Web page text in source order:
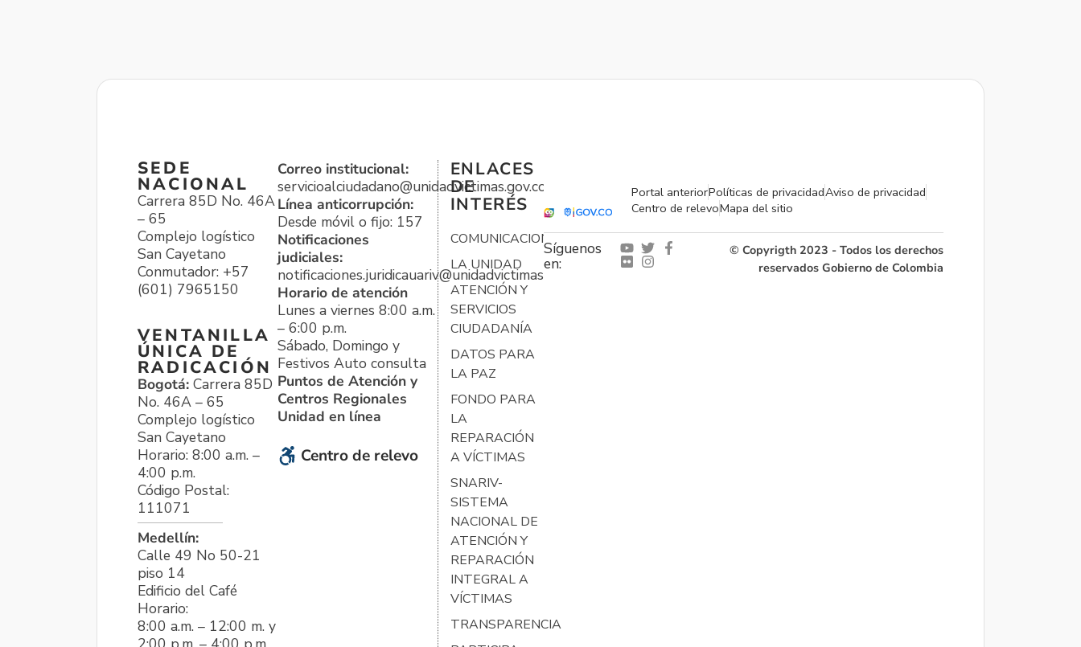
SEDE
NACIONAL
Carrera 85D No. 46A
– 65
Complejo logístico
San Cayetano
Conmutador: +57
(601) 7965150
VENTANILLA
ÚNICA DE
RADICACIÓN
Bogotá: Carrera 85D
No. 46A – 65
Complejo logístico
San Cayetano
Horario: 8:00 a.m. –
4:00 p.m.
Código Postal:
111071
Medellín:
Calle 49 No 50-21
piso 14
Edificio del Café
Horario:
8:00 a.m. – 12:00 m. y
Correo institucional:
servicioalciudadano@unidadvictimas.gov.co
Línea anticorrupción:
Desde móvil o fijo: 157
Notificaciones
judiciales:
notificaciones.juridicauariv@unidadvictimas.gov.co
Horario de atención
Lunes a viernes 8:00 a.m.
– 6:00 p.m.
Sábado, Domingo y
Festivos Auto consulta
Puntos de Atención y
Centros Regionales
Unidad en línea
Centro de relevo
ENLACES
DE
INTERÉS
COMUNICACIONES
LA UNIDAD
ATENCIÓN Y
SERVICIOS
CIUDADANÍA
DATOS PARA
LA PAZ
FONDO PARA
LA
REPARACIÓN
A VÍCTIMAS
SNARIV-
SISTEMA
NACIONAL DE
ATENCIÓN Y
REPARACIÓN
INTEGRAL A
VÍCTIMAS
TRANSPARENCIA
Portal anteriorPolíticas de privacidadAviso de privacidad
Centro de relevoMapa del sitio
Síguenos
en:
© Copyrigth 2023 - Todos los derechos
reservados Gobierno de Colombia